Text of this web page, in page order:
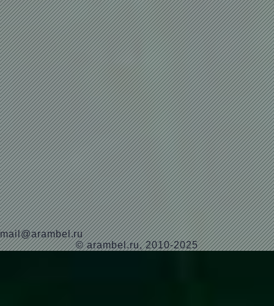
mail@arambel.ru
© arambel.ru, 2010-2025